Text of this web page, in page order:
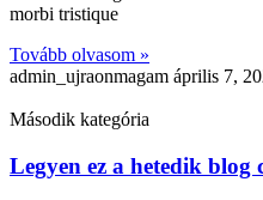
morbi tristique
Tovább olvasom »
admin_ujraonmagam április 7,
Második kategória
Legyen ez a hetedik blog